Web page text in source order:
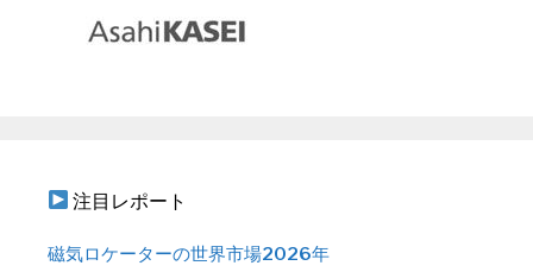
注目レポート
磁気ロケーターの世界市場2026年